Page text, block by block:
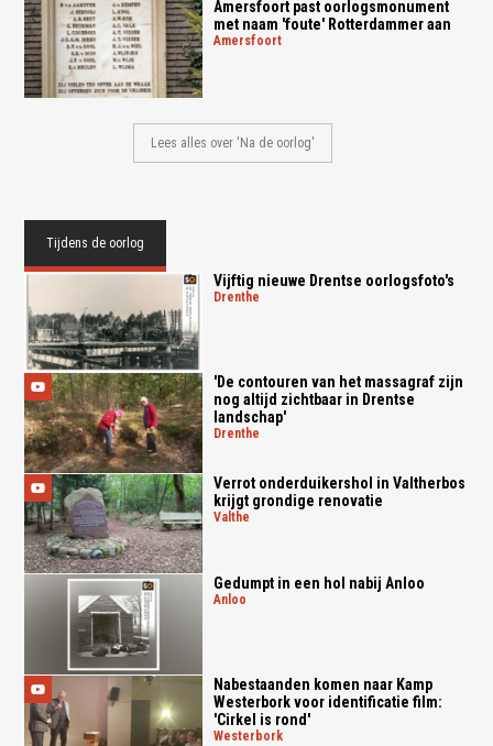
Amersfoort past oorlogsmonument
met naam 'foute' Rotterdammer aan
amersfoort
Lees alles over 'Na de oorlog'
Tijdens de oorlog
Vijftig nieuwe Drentse oorlogsfoto's
drenthe
'De contouren van het massagraf zijn
nog altijd zichtbaar in Drentse
landschap'
drenthe
Verrot onderduikershol in Valtherbos
krijgt grondige renovatie
valthe
Gedumpt in een hol nabij Anloo
anloo
Nabestaanden komen naar Kamp
Westerbork voor identificatie film:
'Cirkel is rond'
westerbork